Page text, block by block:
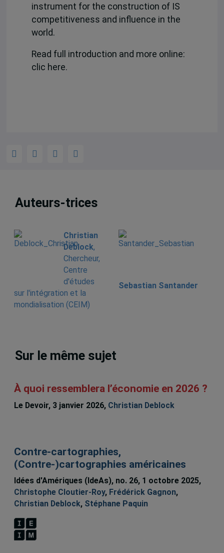
instrument for the construction of IS
competitiveness and influence in the
world.
Read full introduction and more online:
clic here.
Auteurs-trices
Christian
Deblock,
Chercheur,
Centre
d'études
sur l'intégration et la
mondialisation (CEIM)
Sebastian Santander
Sur le même sujet
À quoi ressemblera l’économie en 2026 ?
Le Devoir, 3 janvier 2026, Christian Deblock
Contre-cartographies,
(Contre-)cartographies américaines
Idées d'Amériques (IdeAs), no. 26, 1 octobre 2025,
Christophe Cloutier-Roy, Frédérick Gagnon,
Christian Deblock, Stéphane Paquin